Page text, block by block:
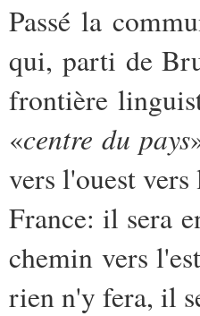
Passé la
qui, parti de
frontière
«centre du pays
vers l'ouest
France: il sera
chemin vers
rien n'y fera, il